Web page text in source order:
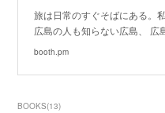
旅は日常のすぐそばにある。
広島の人も知らない広島、
booth.pm
BOOKS(13)